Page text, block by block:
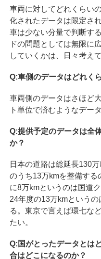
車両に対してどれくらい
化されたデータは限定さ
車は少ない分量で判断す
ドの問題としては無限に
していくかは、日々考え
Q:車側のデータはどれく
車両側のデータはさほど
ト単位で済むようなデー
Q:提供予定のデータは全
か？
日本の道路は総延長130
のうち13万kmを整備す
に8万kmというのは国道
24年度の13万kmという
る。東京で言えば環七な
たい。
Q:国がとったデータとは
合はどこになるのか？